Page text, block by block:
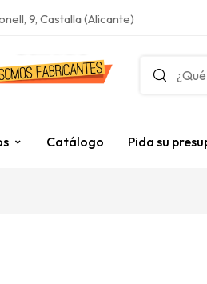
de
9, Castalla (Alicante)
Catálogo Pida su